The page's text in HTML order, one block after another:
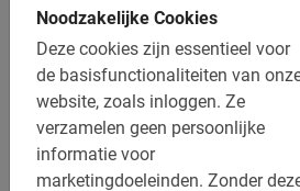
Noodzakelijke Cookies
Deze cookies zijn essentieel voor
de basisfunctionaliteiten van
website, zoals inloggen. Ze
verzamelen geen persoonlijke
informatie voor
marketingdoeleinden. Zonder
Inclusief:
Gebruik van de fiets
Gids uit Den Haag